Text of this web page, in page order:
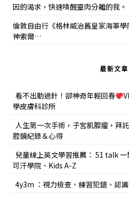
因的渴求，快速喚醒靈肉分離的我。
倫敦自由行《格林威治舊皇家海軍
神索爾…
最新文章
看不出動過針！卻神奇年輕回春
學皮膚科診所
人生第一次手術，子宮肌腺瘤，拜
腔鏡紀錄＆心得
兒童線上英文學習推薦： 51 talk
可汗學院、Kids A-Z
4y3m ：視力檢查、練習犯錯、認